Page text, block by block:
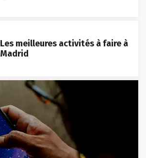
Les meilleures activités à faire à
Madrid